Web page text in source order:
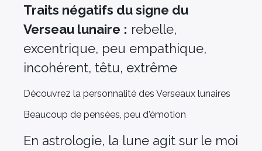
Traits négatifs du signe du
Verseau lunaire : rebelle,
excentrique, peu empathique,
incohérent, têtu, extrême
Découvrez la personnalité des Verseaux lunaires
Beaucoup de pensées, peu d'émotion
En astrologie, la lune agit sur le moi